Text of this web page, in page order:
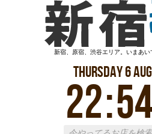
新宿、原宿、渋谷エリア。いまあい
Thursday6
22: